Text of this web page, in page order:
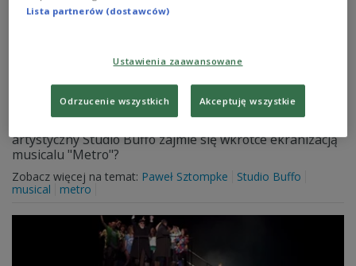
"Metro"? Janusz Józefowicz zdradza swoje
wszystko zrealizować (…). Być może będę najpóźniej
debiutującym reżyserem na świecie - mówi w Programie
artystyczny Studio Buffo zajmie się wkrótce ekranizacją
musicalu "Metro"?
Zobacz więcej na temat: Paweł Sztompke
Studio Buffo
musical
metro
Lista partnerów (dostawców)
Ustawienia zaawansowane
Odrzucenie wszystkich Akceptuję wszystkie